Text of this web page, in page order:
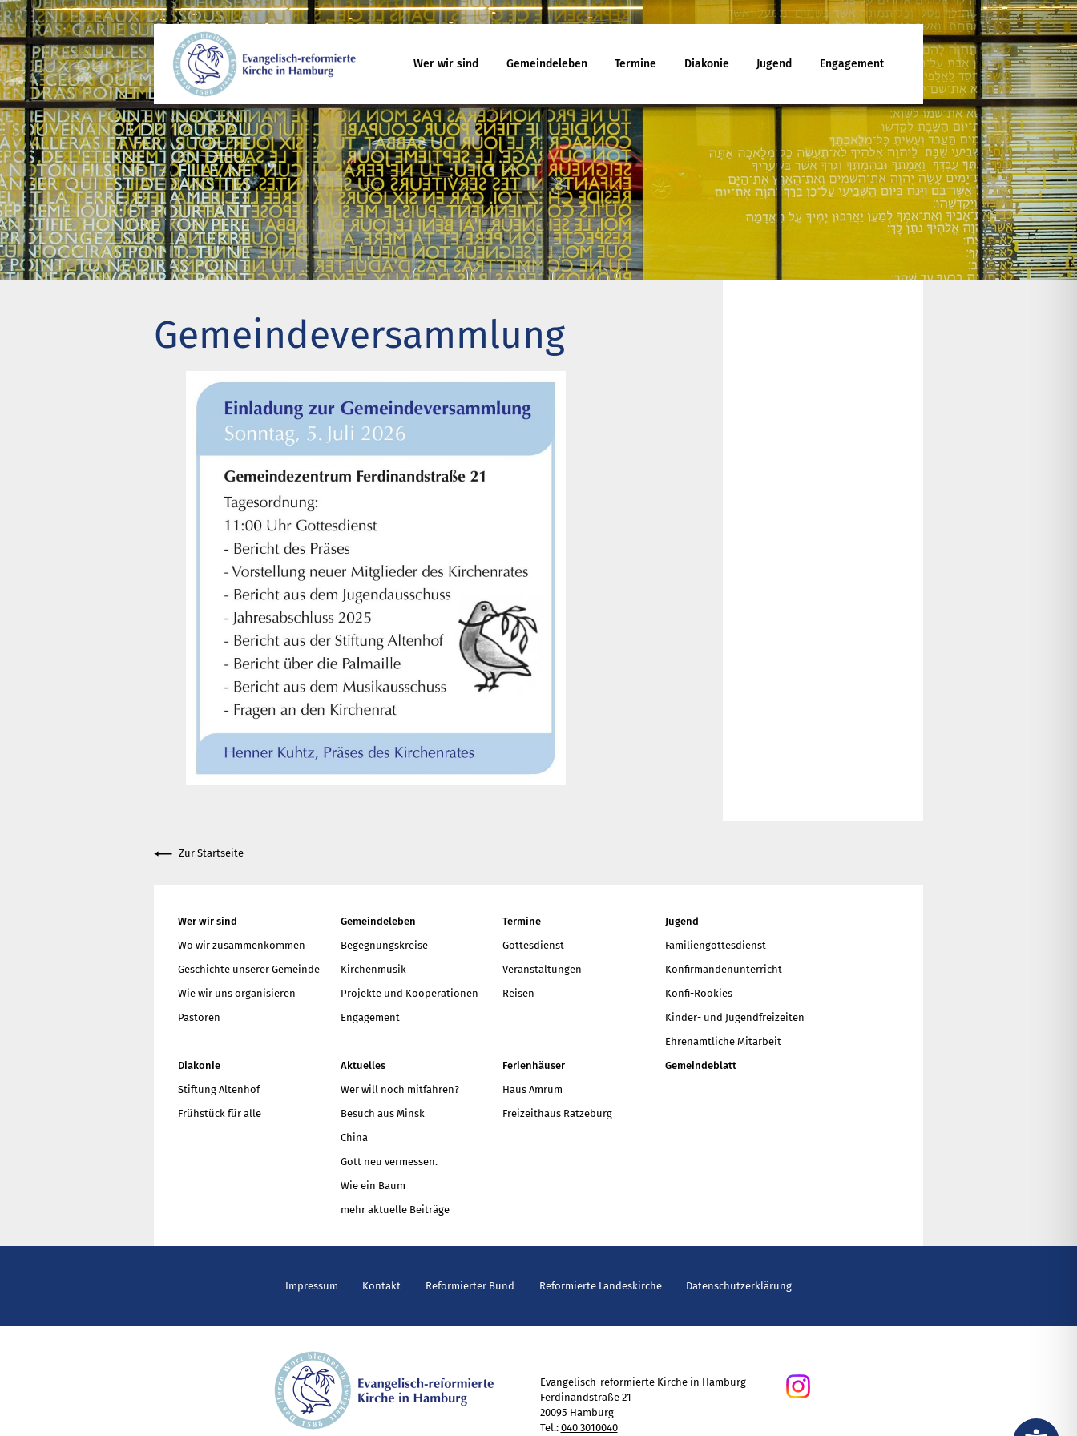
Wer wir sind Gemeindeleben Termine Diakonie Jugend Engagement
Wer wir sind
Wo wir zusammenkommen
Geschichte unserer Gemeinde
Wie wir uns organisieren
Pastoren
Gemeindeleben
Begegnungskreise
Kirchenmusik
Projekte und Kooperationen
Engagement
Termine
Gottesdienst
Veranstaltungen
Reisen
Familiengottesdienst
Konfirmandenunterricht
Diakonie
Frühstück für alle
Aktuelles
Besuch aus Minsk
Gott neu vermessen.
Wie ein Baum
mehr aktuelle Beiträge
Ferienhäuser
Freizeithaus Ratzeburg
Gemeindeblatt
Gemeindeversammlung
Zur Startseite
Wer wir sind
Wo wir zusammenkommen
Geschichte unserer Gemeinde
Wie wir uns organisieren
Pastoren
Gemeindeleben
Begegnungskreise
Kirchenmusik
Projekte und Kooperationen
Engagement
Termine
Gottesdienst
Veranstaltungen
Reisen
Jugend
Familiengottesdienst
Konfirmandenunterricht
Konfi-Rookies
Kinder- und Jugendfreizeiten
Ehrenamtliche Mitarbeit
Diakonie
Stiftung Altenhof
Frühstück für alle
Aktuelles
Wer will noch mitfahren?
Besuch aus Minsk
China
Gott neu vermessen.
Wie ein Baum
mehr aktuelle Beiträge
Ferienhäuser
Haus Amrum
Freizeithaus Ratzeburg
Gemeindeblatt
Impressum Kontakt Reformierter Bund Reformierte Landeskirche Datenschutzerklärung
Evangelisch-reformierte Kirche in Hamburg
Ferdinandstraße 21
20095 Hamburg
Tel.: 040 3010040